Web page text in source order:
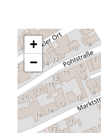
+
−